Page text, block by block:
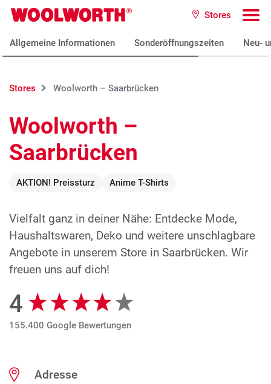
Zum Hauptinhalt
Woolworth GmbH Stores
Allgemeine Informationen Sonderöffnungszeiten Neu-
Stores Woolworth – Saarbrücken
Woolworth –
Saarbrücken
AKTION! Preissturz Anime T-Shirts
Vielfalt ganz in deiner Nähe: Entdecke Mode,
Haushaltswaren, Deko und weitere unschlagbare
Angebote in unserem Store in Saarbrücken. Wir
freuen uns auf dich!
Google Bewertungen
4
155.400 Google Bewertungen
Adresse